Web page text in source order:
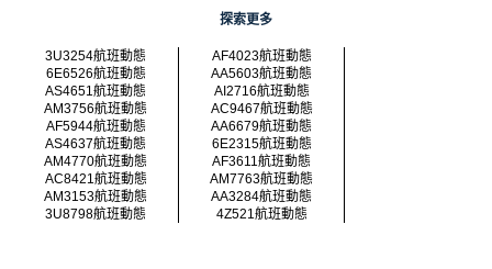
探索更多
3U3254航班動態
AF4023航班動態
6E6526航班動態
AA5603航班動態
AS4651航班動態
AI2716航班動態
AM3756航班動態
AC9467航班動態
AF5944航班動態
AA6679航班動態
AS4637航班動態
6E2315航班動態
AM4770航班動態
AF3611航班動態
AC8421航班動態
AM7763航班動態
AM3153航班動態
AA3284航班動態
3U8798航班動態
4Z521航班動態